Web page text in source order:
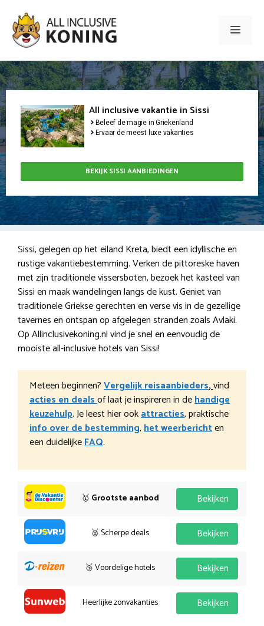
naar
inhoud
Menu
All inclusive vakantie in Sissi
Beleef de magie in Griekenland
Ervaar de meest luxe vakanties
BEKIJK SISSI AANBIEDINGEN
Sissi, gelegen op het eiland Kreta, biedt een idyllische en
rustige vakantiebestemming. Verken de pittoreske haven
met zijn traditionele vissersboten, bezoek het kasteel van
Sissi en maak wandelingen langs de kust. Geniet van
traditionele Griekse gerechten en verse vis in de gezellige
tavernes en ontspan op afgelegen stranden zoals Avlaki.
Op Allinclusivekoning.nl vind je snel en eenvoudig de
mooiste all-inclusive hotels van Sissi!
Meteen beginnen?Vergelijk reisaanbieders,vind
acties en dealsof laat je inspireren in dehandige
keuzehulp. Je leest hier ookattracties, praktische
info over de bestemming,het weerberichten
een duidelijkeFAQ.
🥇 Grootste aanbod Bekijken
🥈 Scherpe deals Bekijken
🥉 Voordelige hotels Bekijken
Heerlijke zonvakanties Bekijken